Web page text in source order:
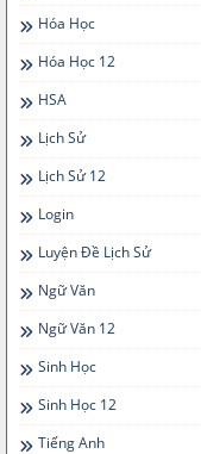
Hóa Học
Hóa Học 12
HSA
Lịch Sử
Lịch Sử 12
Login
Luyện Đề Lịch Sử
Ngữ Văn
Ngữ Văn 12
Sinh Học
Sinh Học 12
Tiếng Anh